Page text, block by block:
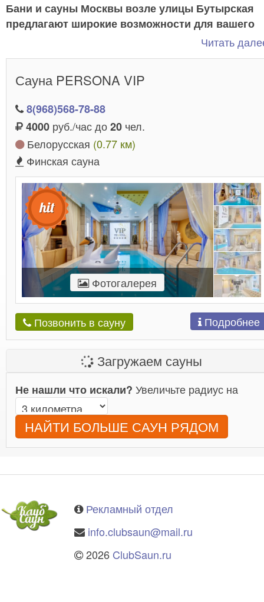
Бани и сауны Москвы возле улицы Бутырская
предлагают широкие возможности для вашего
Тут есть все необходимое дляЧитать
Сауна PERSONA VIP
8(968)568-78-88
4000 руб./час до20 чел.
Белорусская (0.77 км)
Финская сауна
Фотогалерея
Позвонить в сауну Подробнее
Загружаем сауны
Не нашли что искали? Увеличьте радиус на
НАЙТИ БОЛЬШЕ САУН РЯДОМ
Рекламный отдел
info.clubsaun@mail.ru
2026 ClubSaun.ru